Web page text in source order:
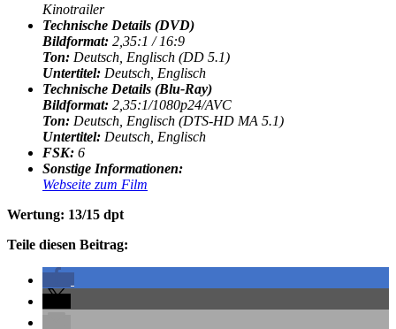
Kinotrailer
Technische Details (DVD)
Bildformat: 2,35:1 / 16:9
Ton: Deutsch, Englisch (DD 5.1)
Untertitel: Deutsch, Englisch
Technische Details (Blu-Ray)
Bildformat: 2,35:1/1080p24/AVC
Ton: Deutsch, Englisch (DTS-HD MA 5.1)
Untertitel: Deutsch, Englisch
FSK: 6
Sonstige Informationen:
Webseite zum Film
Wertung: 13/15 dpt
Teile diesen Beitrag: